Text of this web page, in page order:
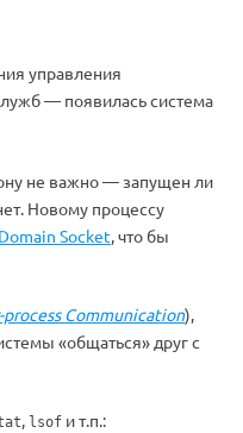
управления
— появилась система
не важно — запущен ли
Новому процессу
Socket, что бы
Communication),
«общаться» друг с
, lsof и т.п.: